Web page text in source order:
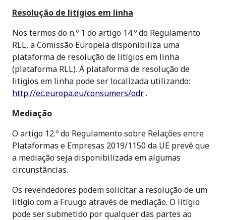
Resolução de litígios em linha
Nos termos do n.º 1 do artigo 14.º do Regulamento
RLL, a Comissão Europeia disponibiliza uma
plataforma de resolução de litígios em linha
(plataforma RLL). A plataforma de resolução de
litígios em linha pode ser localizada utilizando:
http://ec.europa.eu/consumers/odr.
Mediação
O artigo 12.º do Regulamento sobre Relações entre
Plataformas e Empresas 2019/1150 da UE prevê que
a mediação seja disponibilizada em algumas
circunstâncias.
Os revendedores podem solicitar a resolução de um
litígio com a Fruugo através de mediação. O litígio
pode ser submetido por qualquer das partes ao